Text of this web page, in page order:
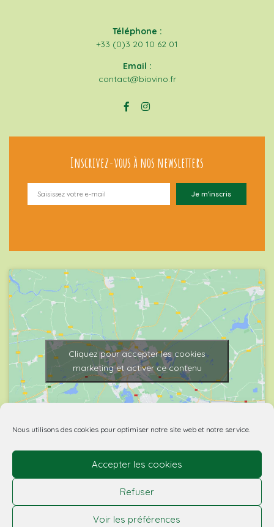
Nous utilisons des cookies pour optimiser notre site web et notre service.
Accepter les cookies
Refuser
Voir les préférences
Téléphone :
+33 (0)3 20 10 62 01
Email :
contact@biovino.fr
Inscrivez-vous à nos newsletters
Cliquez pour accepter les cookies
marketing et activer ce contenu
© 2026 Biovino | made with by Agence Spritz.
L’abus d’alcool est dangereux pour la santé. À boire